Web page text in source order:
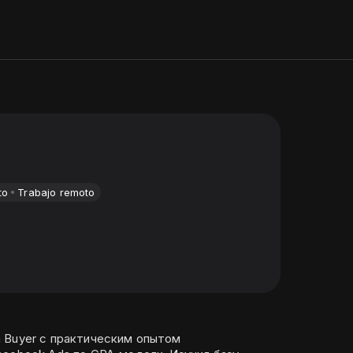
Trabajo remoto
с практическим опытом